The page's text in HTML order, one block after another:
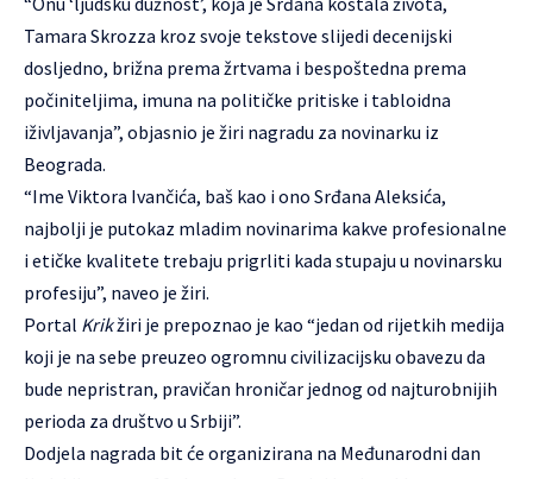
Tamara Skrozza kroz svoje tekstove slijedi decenijski
dosljedno, brižna prema žrtvama i bespoštedna prema
počiniteljima, imuna na političke pritiske i tabloidna
iživljavanja”, objasnio je žiri nagradu za novinarku iz
Beograda.
“Ime Viktora Ivančića, baš kao i ono Srđana Aleksića,
najbolji je putokaz mladim novinarima kakve profesionalne
i etičke kvalitete trebaju prigrliti kada stupaju u novinarsku
profesiju”, naveo je žiri.
Portal Krikžiri je prepoznao je kao “jedan od rijetkih medija
koji je na sebe preuzeo ogromnu civilizacijsku obavezu da
bude nepristran, pravičan hroničar jednog od najturobnijih
perioda za društvo u Srbiji”.
Dodjela nagrada bit će organizirana na Međunarodni dan